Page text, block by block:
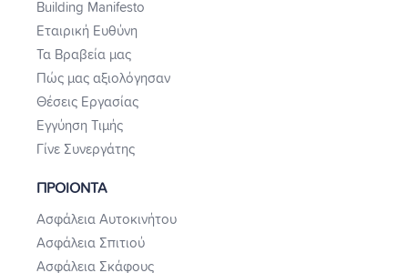
Building Manifesto
Εταιρική Ευθύνη
Τα Βραβεία μας
Πώς μας αξιολόγησαν
Θέσεις Εργασίας
Εγγύηση Τιμής
Γίνε Συνεργάτης
ΠΡΟΙΟΝΤΑ
Ασφάλεια Αυτοκινήτου
Ασφάλεια Σπιτιού
Ασφάλεια Σκάφους